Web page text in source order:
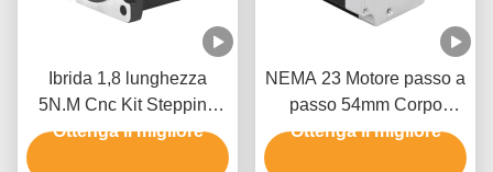
Ibrida 1,8 lunghezza
5N.M Cnc Kit Stepping
Motor del motore passo a
Ottenga il migliore
NEMA 23 Motore passo a
passo 54mm Corpo
1.26N.m 2.8A Doppio
Ottenga il migliore